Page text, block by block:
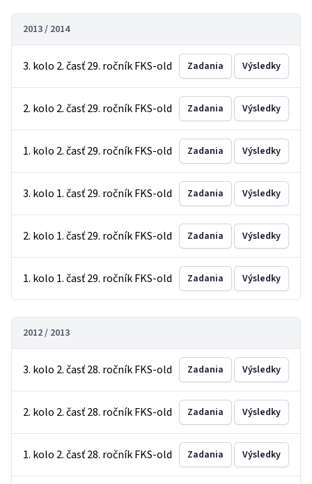
2013 / 2014
3. kolo 2. časť 29. ročník FKS-old Zadania Výsledky
2. kolo 2. časť 29. ročník FKS-old Zadania Výsledky
1. kolo 2. časť 29. ročník FKS-old Zadania Výsledky
3. kolo 1. časť 29. ročník FKS-old Zadania Výsledky
2. kolo 1. časť 29. ročník FKS-old Zadania Výsledky
1. kolo 1. časť 29. ročník FKS-old Zadania Výsledky
2012 / 2013
3. kolo 2. časť 28. ročník FKS-old Zadania Výsledky
2. kolo 2. časť 28. ročník FKS-old Zadania Výsledky
1. kolo 2. časť 28. ročník FKS-old Zadania Výsledky